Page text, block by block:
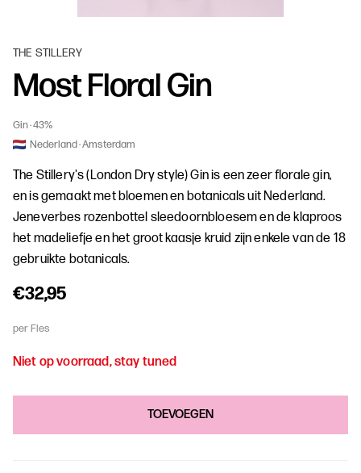
THE STILLERY
Most Floral Gin
Gin 43%
Nederland Amsterdam
The Stillery's (London Dry style) Gin is een zeer florale gin,
en is gemaakt met bloemen en botanicals uit Nederland.
Jeneverbes rozenbottel sleedoornbloesem en de klaproos
het madeliefje en het groot kaasje kruid zijn enkele van de 18
gebruikte botanicals.
€32,95
per Fles
Niet op voorraad, stay tuned